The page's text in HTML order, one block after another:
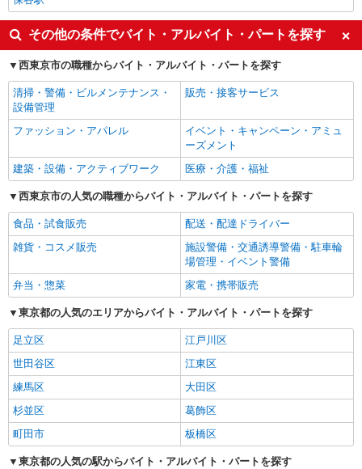
その他の条件でバイト・アルバイト・パートを探す
西東京市の職種からバイト・アルバイト・パートを探す
清掃・警備・ビルメンテナンス・
設備管理
販売・接客サービス
ファッション・アパレル
イベント・キャンペーン・アミュ
ーズメント
建築・設備・アクティブワーク
医療・介護・福祉
西東京市の人気の職種からバイト・アルバイト・パートを探す
食品・試食販売
配送・配達ドライバー
雑貨・コスメ販売
施設警備・交通誘導警備・駐車輪
場管理・イベント警備
弁当・惣菜
家電・携帯販売
東京都の人気のエリアからバイト・アルバイト・パートを探す
足立区
江戸川区
世田谷区
江東区
練馬区
大田区
杉並区
葛飾区
町田市
板橋区
東京都の人気の駅からバイト・アルバイト・パートを探す